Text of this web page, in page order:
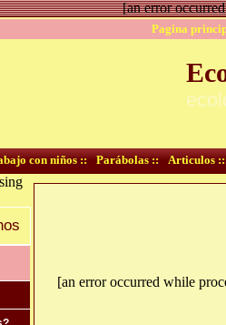
[an error
Pagina
con niños :: Parábolas :: Articulos ::
[an error occurred while